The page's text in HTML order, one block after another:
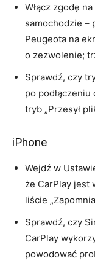
Włącz zgodę
samochodzie –
Peugeota na
o zezwolenie;
Sprawdź, czy
po
tryb „Przesył
iPhone
Wejdź w
że CarPlay jest
liście
Sprawdź, czy
CarPlay
powodować